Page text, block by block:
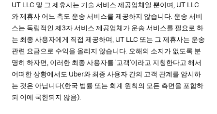
UT LLC 및 그 제휴사는 기술 서비스 제공업체일 뿐이며, UT LLC
와 제휴사 어느 측도 운송 서비스를 제공하지 않습니다. 운송 서비
스는 독립적인 제3자 서비스 제공업체가 운송 서비스를 필요로 하
는 최종 사용자에게 직접 제공하며, UT LLC 또는 그 제휴사는 운송
관련 요금으로 수익을 올리지 않습니다. 오해의 소지가 없도록 분
명히 하자면, 이러한 최종 사용자를 '고객'이라고 지칭한다고 해서
어떠한 상황에서도 Uber와 최종 사용자 간의 고객 관계를 암시하
는 것은 아닙니다(한국 법률 또는 회계 원칙의 모든 측면을 포함하
되 이에 국한되지 않음).